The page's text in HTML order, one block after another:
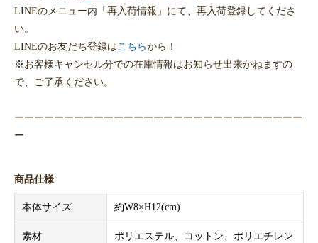
LINEのメニュー内「再入荷情報」にて、再入荷登録してくださ
い。
LINEのお友だち登録はこちらから！
※お客様キャンセル分での在庫情報はお知らせ出来かねますの
で、ご了承ください。
ーーーーーーーーーーーーーーーーーーーーーーーーーーーーー
ー
商品仕様
本体サイズ 約W8×H12(cm)
素材 ポリエステル、コットン、ポリエチレン